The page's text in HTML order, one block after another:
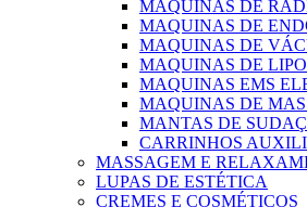
MAQUINAS DE
MAQUINAS DE
MAQUINAS DE
MAQUINAS DE
MAQUINAS EMS
MAQUINAS DE
MANTAS DE
CARRINHOS
MASSAGEM E
LUPAS DE ESTÉTICA
CREMES E COSMÉTICOS